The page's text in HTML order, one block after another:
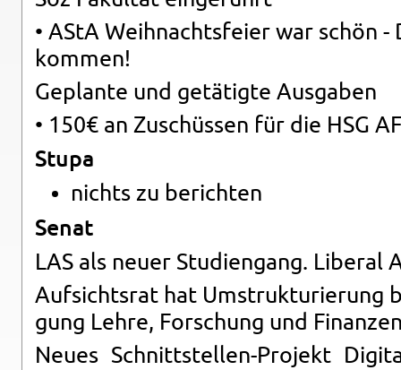
• AStA Weih­nachts­fei­er war schön
kom­men!
Ge­plan­te und ge­tä­tig­te Aus­ga­ben
• 150€ an Zu­schüs­sen für die HSG
Stupa
nichts zu be­rich­ten
Senat
LAS als neuer Stu­di­en­gang. Li­be­ral
Auf­sichts­rat hat Um­struk­tu­rie­rung
gung Lehre, For­schung und
Neues Schnitt­stel­len-Pro­jekt